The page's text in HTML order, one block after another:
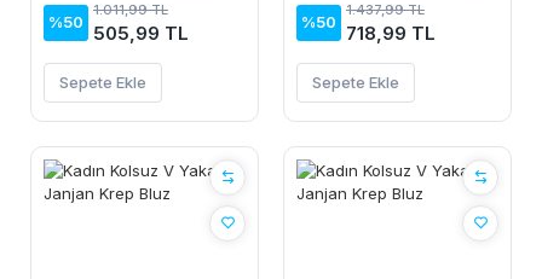
%50
1.011,99 TL
505,99 TL
Sepete Ekle
%50
1.437,99 TL
718,99 TL
Sepete Ekle